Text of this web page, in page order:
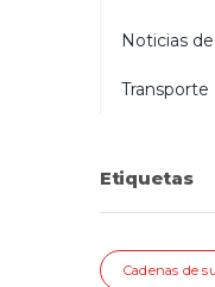
Noticias
Transporte
Etiquetas
Cadenas de